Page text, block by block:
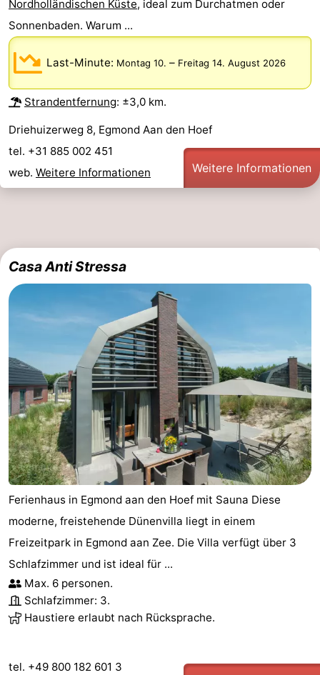
Nordholländischen Küste, ideal zum Durchatmen oder
Sonnenbaden. Warum ...
Last-Minute: Montag 10. – Freitag 14. August 2026
Strandentfernung: ±3,0 km.
Driehuizerweg 8, Egmond Aan den Hoef
tel. +31 885 002 451
web. Weitere Informationen Weitere Informationen
Casa Anti Stressa
Ferienhaus in Egmond aan den Hoef mit Sauna Diese
moderne, freistehende Dünenvilla liegt in einem
Freizeitpark in Egmond aan Zee. Die Villa verfügt über 3
Schlafzimmer und ist ideal für ...
Max. 6 personen.
Schlafzimmer: 3.
Haustiere erlaubt nach Rücksprache.
tel. +49 800 182 601 3